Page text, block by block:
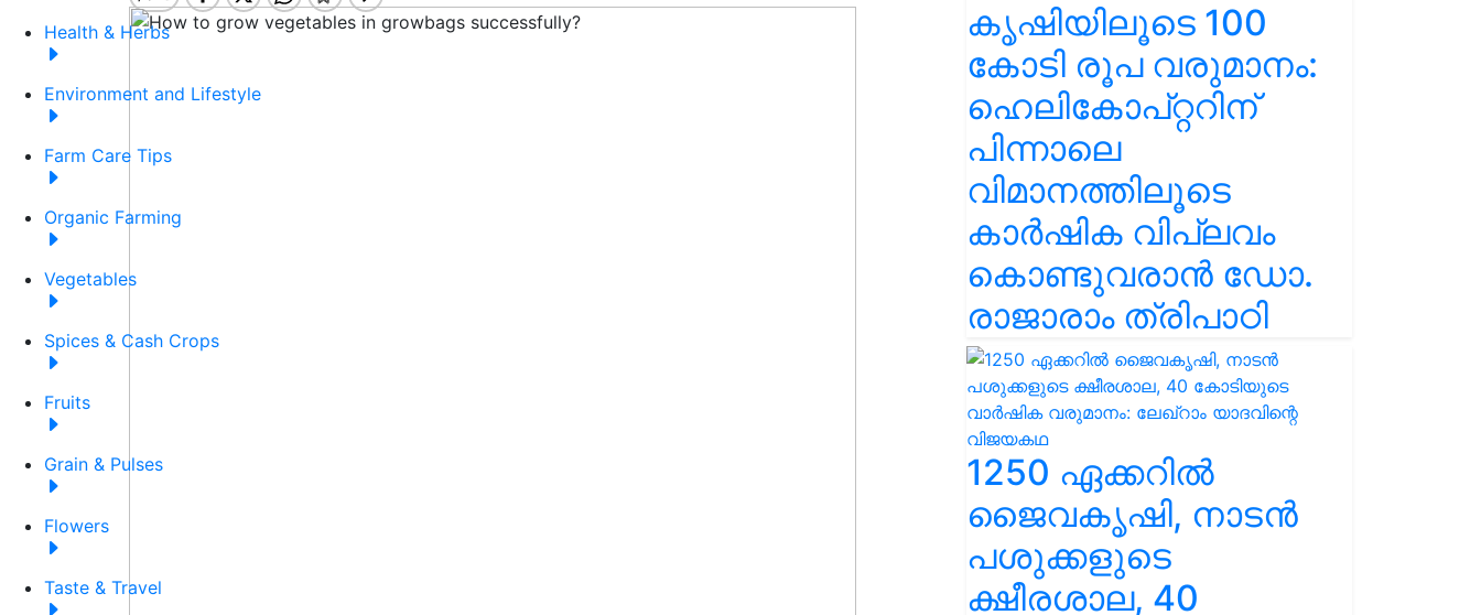
Health & Herbs
Environment and Lifestyle
Farm Care Tips
Organic Farming
Vegetables
Spices & Cash Crops
Fruits
Grain & Pulses
Flowers
Taste & Travel
കൃഷിയിലൂടെ 100
കോടി രൂപ വരുമാനം:
ഹെലികോപ്റ്ററിന്
പിന്നാലെ
വിമാനത്തിലൂടെ
കാർഷിക വിപ്ലവം
കൊണ്ടുവരാൻ ഡോ.
രാജാരാം ത്രിപാഠി
1250 ഏക്കറിൽ
ജൈവകൃഷി, നാടൻ
പശുക്കളുടെ
ക്ഷീരശാല, 40